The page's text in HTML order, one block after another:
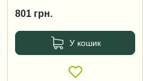
801 грн.
У кошик